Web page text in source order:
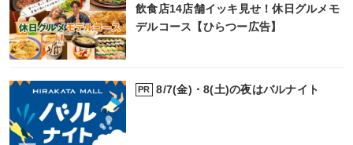
飲食店14店舗イッキ見せ！休日グルメモ
デルコース【ひらつー広告】
PR 8/7(金)・8(土)の夜はバルナイト